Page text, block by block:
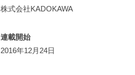
株式会社KADOKAWA
連載開始
2016年12月24日